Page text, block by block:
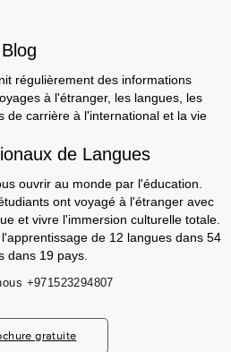
régulièrement des informations
à l'étranger, les langues, les
de carrière à l'international et la vie
de Langues
ouvrir au monde par l'éducation.
ont voyagé à l'étranger avec
et vivre l'immersion culturelle totale.
de 12 langues dans 54
dans 19 pays.
+971523294807
gratuite